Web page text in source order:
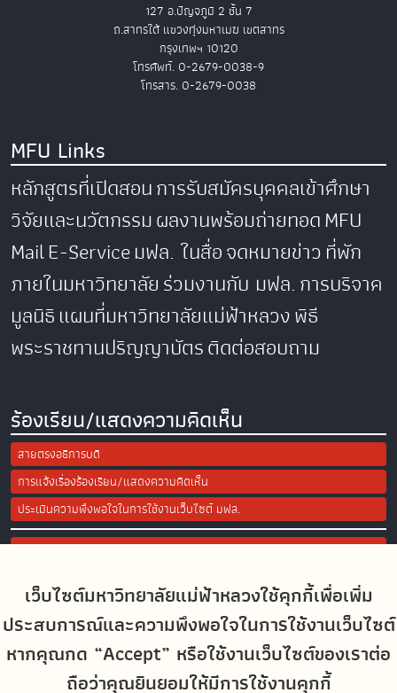
เว็บไซต์มหาวิทยาลัยแม่ฟ้าหลวงใช้คุกกี้เพื่อเพิ่ม
ประสบการณ์และความพึงพอใจในการใช้งานเว็บไซต์
หากคุณกด “Accept” หรือใช้งานเว็บไซต์ของเราต่อ
ถือว่าคุณยินยอมให้มีการใช้งานคุกกี้
127 อ.ปัญจภูมิ 2 ชั้น 7
ถ.สาทรใต้ แขวงทุ่งมหาเมฆ เขตสาทร
กรุงเทพฯ 10120
โทรศัพท์. 0-2679-0038-9
โทรสาร. 0-2679-0038
MFU Links
หลักสูตรที่เปิดสอนการรับสมัครบุคคลเข้าศึกษา
วิจัยและนวัตกรรมผลงานพร้อมถ่ายทอดMFU
MailE-Serviceมฟล. ในสื่อจดหมายข่าวที่พัก
ภายในมหาวิทยาลัยร่วมงานกับ มฟล.การบริจาค
มูลนิธิแผนที่มหาวิทยาลัยแม่ฟ้าหลวงพิธี
พระราชทานปริญญาบัตรติดต่อสอบถาม
ร้องเรียน/แสดงความคิดเห็น
สายตรงอธิการบดี
การแจ้งเรื่องร้องเรียน/แสดงความคิดเห็น
ประเมินความพึงพอใจในการใช้งานเว็บไซต์ มฟล.
Site Map
Social Media